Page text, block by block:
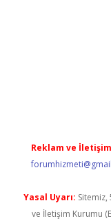
Reklam ve
Yasal Uyarı: Sitemiz,
ve İletişim Kurumu